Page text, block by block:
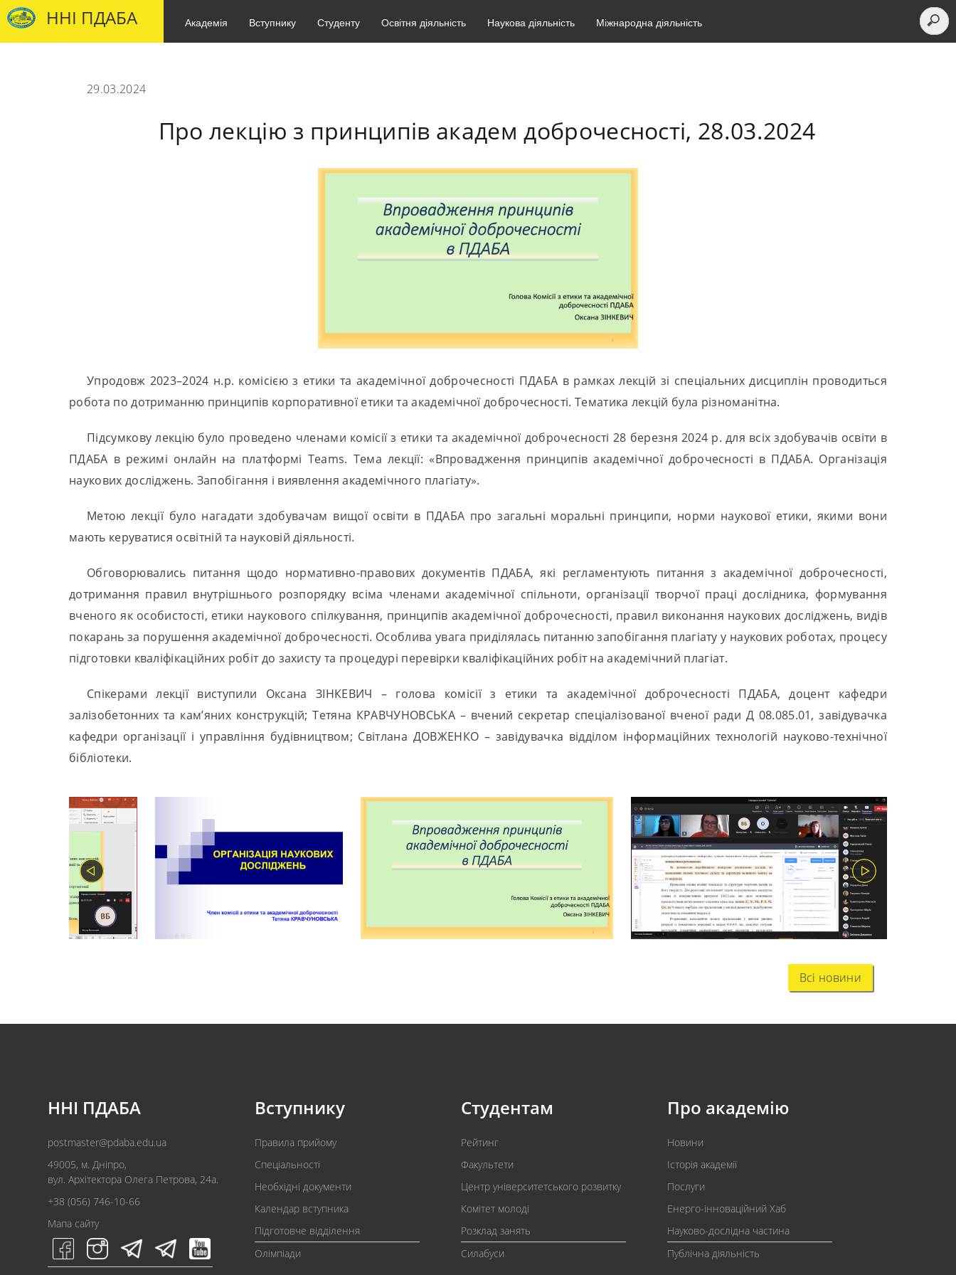
ННІ ПДАБА Академія Вступнику Студенту Освітня діяльність Наукова діяльність Міжнародна діяльність
29.03.2024
Про лекцію з принципів академ доброчесності, 28.03.2024
Упродовж 2023–2024 н.р. комісією з етики та академічної доброчесності ПДАБА в рамках лекцій зі спеціальних дисциплін проводиться
робота по дотриманню принципів корпоративної етики та академічної доброчесності. Тематика лекцій була різноманітна.
Підсумкову лекцію було проведено членами комісії з етики та академічної доброчесності 28 березня 2024 р. для всіх здобувачів освіти в
ПДАБА в режимі онлайн на платформі Teаms. Тема лекції: «Впровадження принципів академічної доброчесності в ПДАБА. Організація
наукових досліджень. Запобігання і виявлення академічного плагіату».
Метою лекції було нагадати здобувачам вищої освіти в ПДАБА про загальні моральні принципи, норми наукової етики, якими вони
мають керуватися освітній та науковій діяльності.
Обговорювались питання щодо нормативно-правових документів ПДАБА, які регламентують питання з академічної доброчесності,
дотримання правил внутрішнього розпорядку всіма членами академічної спільноти, організації творчої праці дослідника, формування
вченого як особистості, етики наукового спілкування, принципів академічної доброчесності, правил виконання наукових досліджень, видів
покарань за порушення академічної доброчесності. Особлива увага приділялась питанню запобігання плагіату у наукових роботах, процесу
підготовки кваліфікаційних робіт до захисту та процедурі перевірки кваліфікаційних робіт на академічний плагіат.
Спікерами лекції виступили Оксана ЗІНКЕВИЧ – голова комісії з етики та академічної доброчесності ПДАБА, доцент кафедри
залізобетонних та кам’яних конструкцій; Тетяна КРАВЧУНОВСЬКА – вчений секретар спеціалізованої вченої ради Д 08.085.01, завідувачка
кафедри організації і управління будівництвом; Світлана ДОВЖЕНКО – завідувачка відділом інформаційних технологій науково-технічної
бібліотеки.
Всі новини
ННІ ПДАБА
postmaster@pdaba.edu.ua
49005, м. Дніпро,
вул. Архітектора Олега Петрова, 24а.
+38 (056) 746-10-66
Мапа сайту
Вступнику
Правила прийому
Спеціальності
Необхідні документи
Календар вступника
Підготовче відділення
Олімпіади
Студентам
Рейтинг
Факультети
Центр університетського розвитку
Комітет молоді
Розклад занять
Силабуси
Про академію
Новини
Історія академії
Послуги
Енерго-інноваційний Хаб
Науково-дослідна частина
Публічна діяльність